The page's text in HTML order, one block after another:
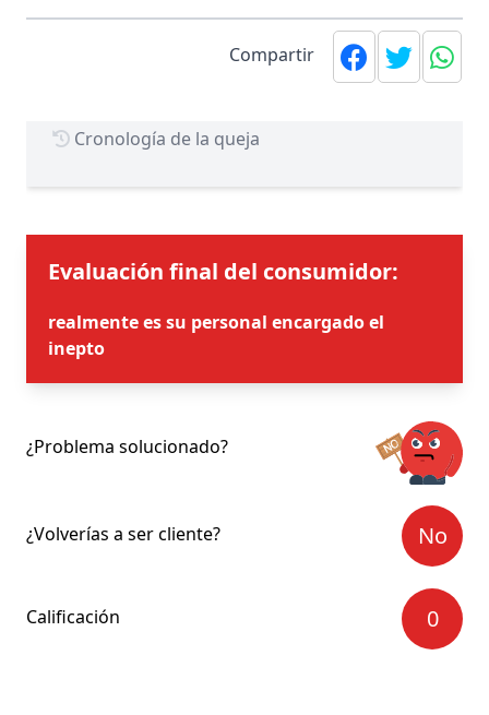
Compartir
Cronología de la queja
Evaluación final del consumidor:
realmente es su personal encargado el
inepto
¿Problema solucionado?
¿Volverías a ser cliente? No
Calificación 0